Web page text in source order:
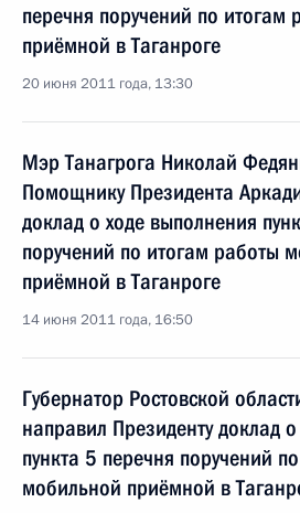
перечня поручений по итогам
приёмной в Таганроге
20 июня 2011 года, 13:30
Мэр Танагрога Николай
Помощнику Президента
доклад о ходе выполнения
поручений по итогам работы
приёмной в Таганроге
14 июня 2011 года, 16:50
Губернатор Ростовской
направил Президенту доклад
пункта 5 перечня поручений
мобильной приёмной в